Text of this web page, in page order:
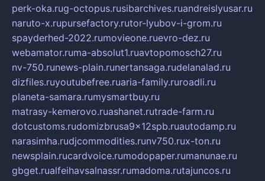
perk-oka.rug-octopus.rusibarchives.ruandreislyusar.ru
naruto-x.rupursefactory.rutor-lyubov-i-grom.ru
spayderhed-2022.rumovieone.ruevro-dez.ru
webamator.ruma-absolut1.ruavtopomosch27.ru
nv-750.runews-plain.runertansaga.rudelanalad.ru
dizfiles.ruyoutubefree.ruaria-family.ruroadli.ru
planeta-samara.rumysmartbuy.ru
matrasy-kemerovo.ruashanet.rutrade-farm.ru
dotcustoms.rudomizbrusa9x12spb.ruautodamp.ru
narasimha.rudjcommodities.runv750.rux-ton.ru
newsplain.rucardvoice.rumodopaper.rumanunae.ru
gbget.rualfeihavsalnassr.rumadoma.rutajuncos.ru